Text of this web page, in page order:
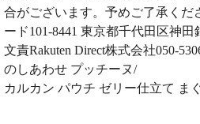
合がございます。予めご了承くだ
ード101-8441 東京都千代田区神田
文責Rakuten Direct株式会社050-
のしあわせ プッチーヌ/
カルカン パウチ ゼリー仕立て ま